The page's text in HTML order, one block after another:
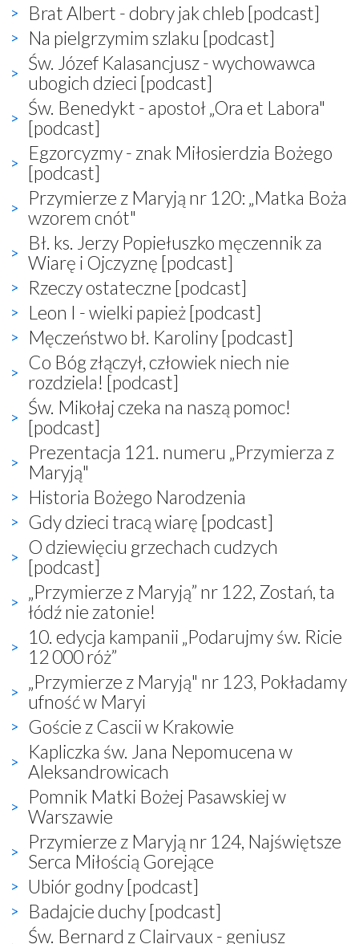
Brat Albert - dobry jak chleb [podcast]
Na pielgrzymim szlaku [podcast]
Św. Józef Kalasancjusz - wychowawca
ubogich dzieci [podcast]
Św. Benedykt - apostoł „Ora et Labora"
[podcast]
Egzorcyzmy - znak Miłosierdzia Bożego
[podcast]
Przymierze z Maryją nr 120: „Matka Boża
wzorem cnót"
Bł. ks. Jerzy Popiełuszko męczennik za
Wiarę i Ojczyznę [podcast]
Rzeczy ostateczne [podcast]
Leon I - wielki papież [podcast]
Męczeństwo bł. Karoliny [podcast]
Co Bóg złączył, człowiek niech nie
rozdziela! [podcast]
Św. Mikołaj czeka na naszą pomoc!
[podcast]
Prezentacja 121. numeru „Przymierza z
Maryją"
Historia Bożego Narodzenia
Gdy dzieci tracą wiarę [podcast]
O dziewięciu grzechach cudzych
[podcast]
„Przymierze z Maryją” nr 122, Zostań, ta
łódź nie zatonie!
10. edycja kampanii „Podarujmy św. Ricie
12 000 róż”
„Przymierze z Maryją" nr 123, Pokładamy
ufność w Maryi
Goście z Cascii w Krakowie
Kapliczka św. Jana Nepomucena w
Aleksandrowicach
Pomnik Matki Bożej Pasawskiej w
Warszawie
Przymierze z Maryją nr 124, Najświętsze
Serca Miłością Gorejące
Ubiór godny [podcast]
Badajcie duchy [podcast]
Św. Bernard z Clairvaux - geniusz